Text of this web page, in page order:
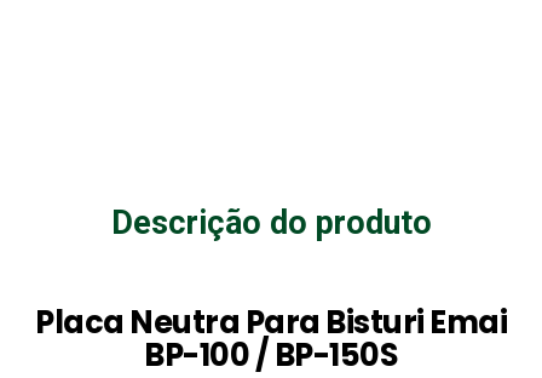
Descrição do produto
Placa Neutra Para Bisturi Emai
BP-100 / BP-150S